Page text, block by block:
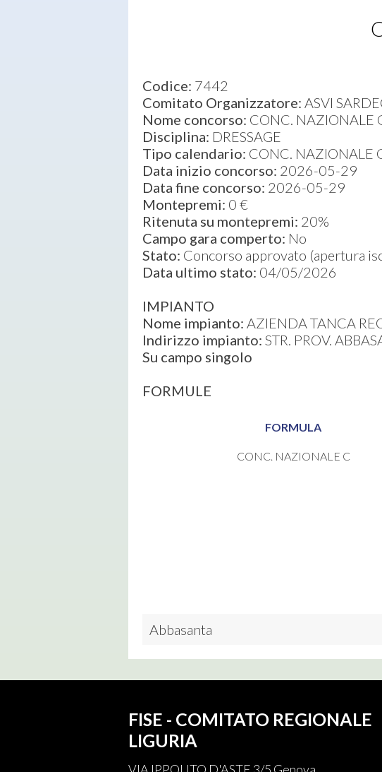
Codice: 7442
Comitato Organizzatore: ASVI
Nome concorso: CONC. NAZIONALE
Disciplina: DRESSAGE
Tipo calendario: CONC. NAZIONALE
Data inizio concorso: 2026-05-29
Data fine concorso: 2026-05-29
Montepremi: 0 €
Ritenuta su montepremi: 20%
Campo gara comperto: No
Stato: Concorso approvato (apertura
Data ultimo stato: 04/05/2026
IMPIANTO
Nome impianto: AZIENDA TANCA
Indirizzo impianto: STR. PROV.
Su campo singolo
FORMULE
FORMULA
CONC. NAZIONALE C
Abbasanta
FISE - COMITATO REGIONALE
LIGURIA